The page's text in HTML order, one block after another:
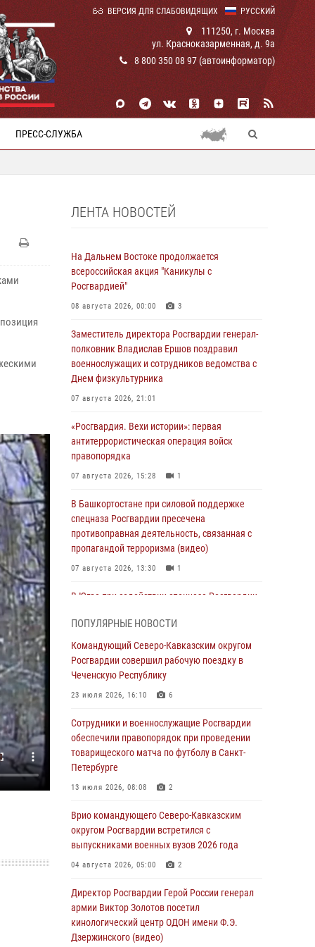
РУССКИЙ
ВЕРСИЯ ДЛЯ СЛАБОВИДЯЩИХ
111250, г. Москва
ул. Красноказарменная, д. 9а
8 800 350 08 97 (автоинформатор)
ПРЕСС-СЛУЖБА
ЛЕНТА НОВОСТЕЙ
На Дальнем Востоке продолжается
всероссийская акция "Каникулы с
Росгвардией"
08 августа 2026, 00:00 3
Заместитель директора Росгвардии генерал-
полковник Владислав Ершов поздравил
военнослужащих и сотрудников ведомства с
Днем физкультурника
07 августа 2026, 21:01
«Росгвардия. Вехи истории»: первая
антитеррористическая операция войск
правопорядка
07 августа 2026, 15:28 1
В Башкортостане при силовой поддержке
спецназа Росгвардии пресечена
противоправная деятельность, связанная с
пропагандой терроризма (видео)
07 августа 2026, 13:30 1
В Югре при содействии спецназа Росгвардии
миграционного законодательства
07 августа 2026, 12:54
Тонувшего ребенка спас росгвардеец в
Юные гости из летних лагерей посетили
кинологический центр Росгвардии (видео)
07 августа 2026, 12:20
округу Росгвардии и ветераны военной
контрразведки почтили память Николая
Кузнецова
07 августа 2026, 12:00 4
Ветеран войск правопорядка генерал-майор
Иван Пияшев – герой выпуска «Легенды
армии с Александром Маршалом»
07 августа 2026, 12:00
ПОПУЛЯРНЫЕ НОВОСТИ
Командующий Северо-Кавказским округом
Росгвардии совершил рабочую поездку в
Чеченскую Республику
23 июля 2026, 16:10 6
Сотрудники и военнослужащие Росгвардии
обеспечили правопорядок при проведении
товарищеского матча по футболу в Санкт-
Петербурге
13 июля 2026, 08:08 2
Врио командующего Северо-Кавказским
округом Росгвардии встретился с
выпускниками военных вузов 2026 года
04 августа 2026, 05:00 2
Директор Росгвардии Герой России генерал
армии Виктор Золотов посетил
кинологический центр ОДОН имени Ф.Э.
Дзержинского (видео)